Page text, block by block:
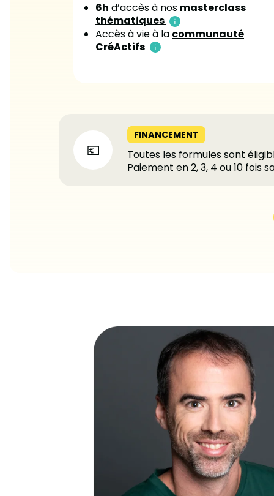
6h d’accès à nos masterclass
thématiques
Accès à vie à la communauté
CréActifs
FINANCEMENT
Toutes les formules sont
Paiement en 2, 3, 4 ou 10 fois